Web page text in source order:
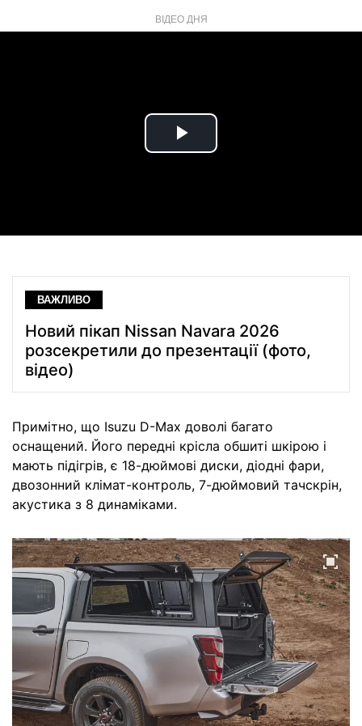
ВІДЕО ДНЯ
Play
ВАЖЛИВО
Новий пікап Nissan Navara 2026
розсекретили до презентації (фото,
відео)
Примітно, що Isuzu D-Max доволі багато
оснащений. Його передні крісла обшиті шкірою і
мають підігрів, є 18-дюймові диски, діодні фари,
двозонний клімат-контроль, 7-дюймовий тачскрін,
акустика з 8 динаміками.